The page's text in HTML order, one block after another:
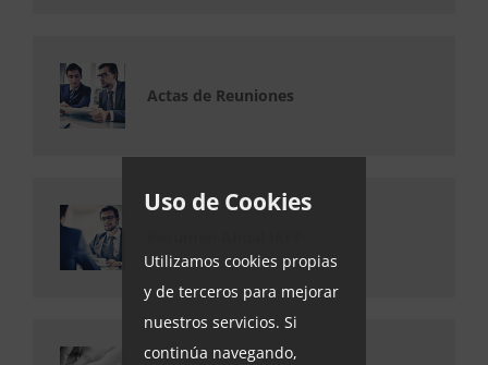
Actas de Reuniones
Uso de Cookies
Utilizamos cookies propias
y de terceros para mejorar
nuestros servicios. Si
continúa navegando,